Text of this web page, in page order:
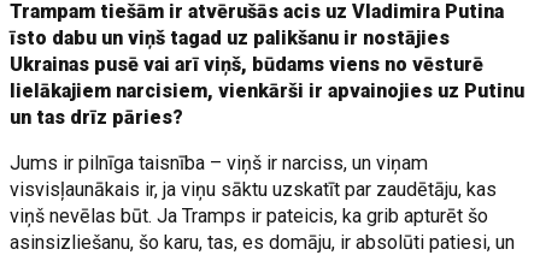
Trampam tiešām ir atvērušās acis uz Vladimira Putina
īsto dabu un viņš tagad uz palikšanu ir nostājies
Ukrainas pusē vai arī viņš, būdams viens no vēsturē
lielākajiem narcisiem, vienkārši ir apvainojies uz Putinu
un tas drīz pāries?
Jums ir pilnīga taisnība – viņš ir narciss, un viņam
visvisļaunākais ir, ja viņu sāktu uzskatīt par zaudētāju, kas
viņš nevēlas būt. Ja Tramps ir pateicis, ka grib apturēt šo
asinsizliešanu, šo karu, tas, es domāju, ir absolūti patiesi, un